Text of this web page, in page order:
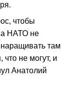
чтобы
НАТО не
там
что не могут, и
Анатолий